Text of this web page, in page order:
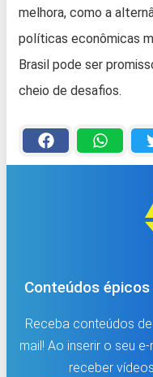
melhora, como a
políticas econômicas
Brasil pode ser
cheio de desafios.
Conteúdos
Receba conteúdos
mail! Ao inserir o seu
receber